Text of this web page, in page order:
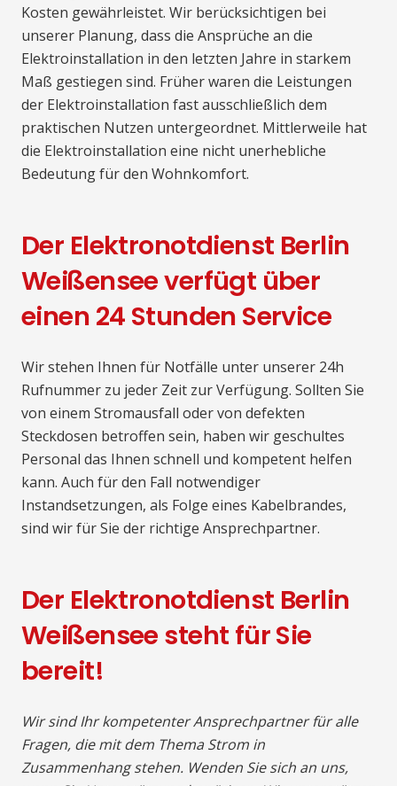
Kosten gewährleistet. Wir berücksichtigen bei
unserer Planung, dass die Ansprüche an die
Elektroinstallation in den letzten Jahre in starkem
Maß gestiegen sind. Früher waren die Leistungen
der Elektroinstallation fast ausschließlich dem
praktischen Nutzen untergeordnet. Mittlerweile hat
die Elektroinstallation eine nicht unerhebliche
Bedeutung für den Wohnkomfort.
Der Elektronotdienst Berlin
Weißensee verfügt über
einen 24 Stunden Service
Wir stehen Ihnen für Notfälle unter unserer 24h
Rufnummer zu jeder Zeit zur Verfügung. Sollten Sie
von einem Stromausfall oder von defekten
Steckdosen betroffen sein, haben wir geschultes
Personal das Ihnen schnell und kompetent helfen
kann. Auch für den Fall notwendiger
Instandsetzungen, als Folge eines Kabelbrandes,
sind wir für Sie der richtige Ansprechpartner.
Der Elektronotdienst Berlin
Weißensee steht für Sie
bereit!
Wir sind Ihr kompetenter Ansprechpartner für alle
Fragen, die mit dem Thema Strom in
Zusammenhang stehen. Wenden Sie sich an uns,